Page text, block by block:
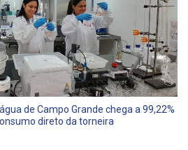
de Campo Grande chega a 99,22%
direto da torneira